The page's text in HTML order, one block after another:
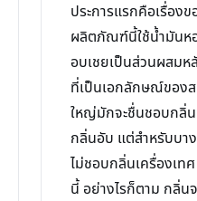
ประการแรกคือเรื่อง
ผลิตภัณฑ์นี้ใช้น้ำมันห
อบเชยเป็นส่วนผสม
ที่เป็นเอกลักษณ์ของส
ใหญ่มักจะชื่นชอบกลิ่
กลิ่นอับ แต่สำหรับบา
ไม่ชอบกลิ่นเครื่องเท
นี้ อย่างไรก็ตาม กลิ่นจ